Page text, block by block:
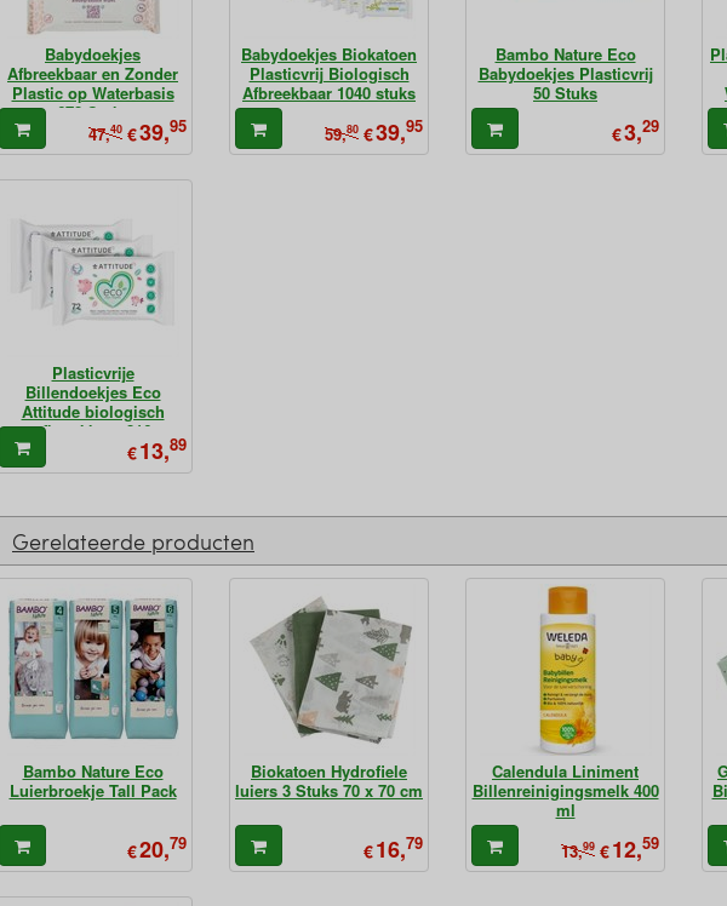
Babydoekjes
Afbreekbaar en Zonder
Plastic op Waterbasis
672 Stuks
47,40 €39,95
Babydoekjes Biokatoen
Plasticvrij Biologisch
Afbreekbaar 1040 stuks
59,80 €39,95
Bambo Nature Eco
Babydoekjes Plasticvrij
50 Stuks
€3,29
Plasticvrije
Billendoekjes Eco
Attitude biologisch
afbreekbaar 216
€13,89
Gerelateerde producten
Bambo Nature Eco
Luierbroekje Tall Pack
€20,79
Biokatoen Hydrofiele
luiers 3 Stuks 70 x 70 cm
€16,79
Calendula Liniment
Billenreinigingsmelk 400
ml
13,99 €12,59